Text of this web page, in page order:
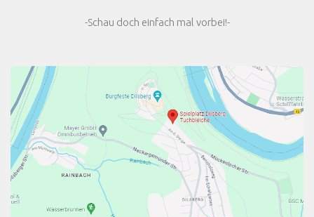
-Schau doch einfach mal vorbei!-